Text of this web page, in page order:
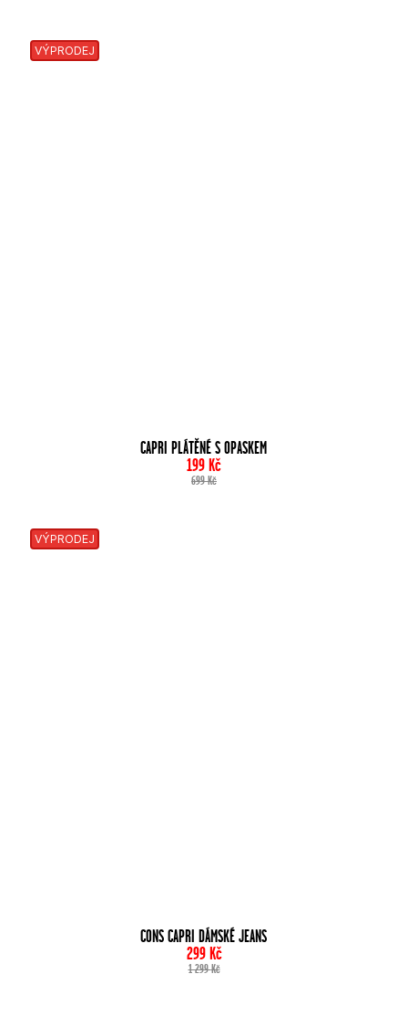
VÝPRODEJ
CAPRI PLÁTĚNÉ S OPASKEM
199Kč
699Kč
VÝPRODEJ
CONS CAPRI DÁMSKÉ JEANS
299Kč
1 299Kč